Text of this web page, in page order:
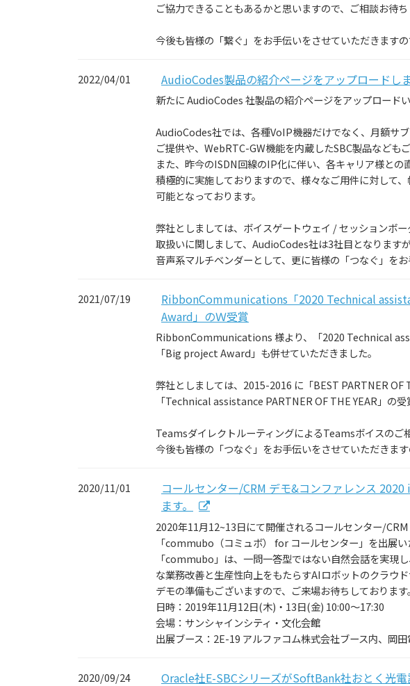
ご協力できることもあるかと思いますので、ご相談お待ち
今後も皆様の「繋ぐ」をお手伝いをさせていただきます
2022/04/01 AudioCodes製品の紹介ページをアップロードしま
新たに AudioCodes 社製品の紹介ページをアップロードい
AudioCodes社では、各種VoIP機器だけでなく、月額サ
ご提供や、WebRTC-GW機能を内蔵したSBC製品などもご
また、昨今のISDN回線のIP化に伴い、各キャリア様との
積極的に実施しておりますので、様々なご用件に対して
可能となっております。
弊社としましては、ボイスゲートウェイ / セッションボ
取扱いに関しまして、AudioCodes社は3社目となりますが
音声系マルチベンダーとして、更に皆様の「つなぐ」をお
2021/07/19
RibbonCommunications「2020 Technical
Award」のＷ受賞
RibbonCommunications 様より、「2020 Technical
「Big project Award」も併せていただきました。
弊社としましては、2015-2016 に「BEST PARTNER OF
「Technical assistance PARTNER OF THE YEAR」の受
TeamsダイレクトルーティングによるTeamsボイスのご
今後も皆様の「つなぐ」をお手伝いをさせていただきま
2020/11/01
コールセンター/CRM デモ&コンファレンス
ます。
2020年11月12~13日にて開催されるコールセンター/
「commubo（コミュボ） for コールセンター」を出展
「commubo」は、一問一答型ではない自然会話を実現
な業務改善と生産性向上をもたらすAIロボットのクラウ
デモの準備もございますので、ご来場お待ちしております。
日時：2019年11月12日(木)・13日(金) 10:00～17:30
会場：サンシャインシティ・文化会館
出展ブース：2E-19 アルファコム株式会社ブース内、岡
2020/09/24 Oracle社E-SBCシリーズがSoftBank社おとく光